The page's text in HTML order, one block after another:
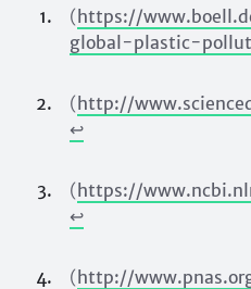
(https://
global-plastic-
(http://
↩︎
(https://
↩︎
(http://